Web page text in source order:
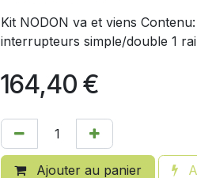
Kit NODON va et viens
interrupteurs simple/double 1
164,40 €
Ajouter au panier